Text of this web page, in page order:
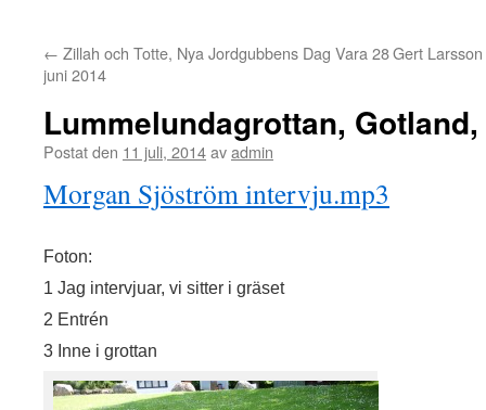
← Zillah och Totte, Nya Jordgubbens Dag Vara 28
juni 2014
Gert
Lummelundagrottan,
Postat den 11 juli, 2014avadmin
Morgan Sjöström intervju.mp3
Foton:
1 Jag intervjuar, vi sitter i gräset
2 Entrén
3 Inne i grottan